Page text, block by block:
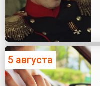
5 августа